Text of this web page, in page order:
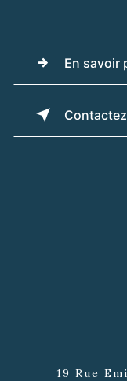
En savoir
19 Rue